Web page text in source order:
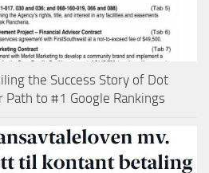
the Success Story of Dot
Path to #1 Google Rankings